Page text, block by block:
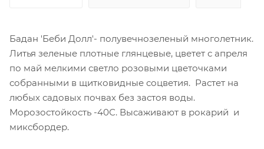
Бадан 'Беби Долл'- полувечнозеленый многолетник.
Литья зеленые плотные глянцевые, цветет с апреля
по май мелкими светло розовыми цветочками
собранными в щитковидные соцветия. Растет на
любых садовых почвах без застоя воды.
Морозостойкость -40С. Высаживают в рокарий и
миксбордер.